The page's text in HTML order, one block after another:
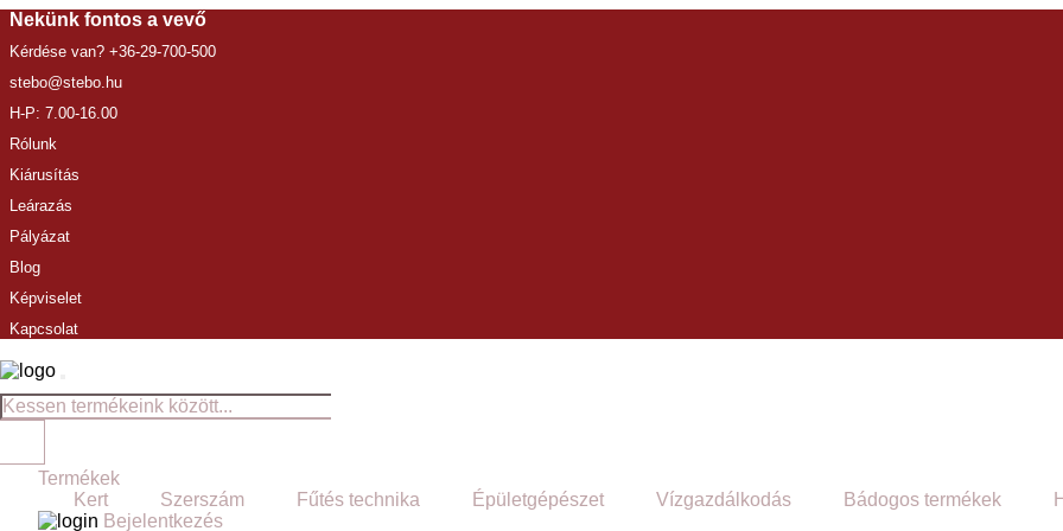
Nekünk fontos a vevő
Kérdése van? +36-29-700-500
stebo@stebo.hu
H-P: 7.00-16.00
Rólunk
Kiárusítás
Leárazás
Pályázat
Blog
Képviselet
Kapcsolat
Termékek
Kert
Szerszám Fűtés technika Épületgépészet Vízgazdálkodás Bádogos termékek
Bejelentkezés